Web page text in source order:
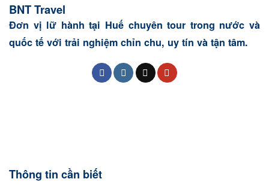
BNT Travel
Đơn vị lữ hành tại Huế chuyên tour trong nước và
quốc tế với trải nghiệm chỉn chu, uy tín và tận tâm.
Thông tin cần biết